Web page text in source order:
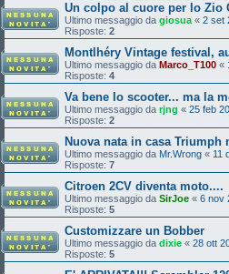
Un colpo al cuore per lo Zio
Ultimo messaggio da giosua « 2 set
Risposte: 2
Montlhéry Vintage festival,
Ultimo messaggio da Marco_T100 «
Risposte: 4
Va bene lo scooter... ma la
Ultimo messaggio da rjng « 25 feb
Risposte: 2
Nuova nata in casa Triumph
Ultimo messaggio da Mr.Wrong « 11
Risposte: 7
Citroen 2CV diventa moto....
Ultimo messaggio da SirJoe « 6 nov
Risposte: 5
Customizzare un Bobber
Ultimo messaggio da dixie « 28 ott
Risposte: 5